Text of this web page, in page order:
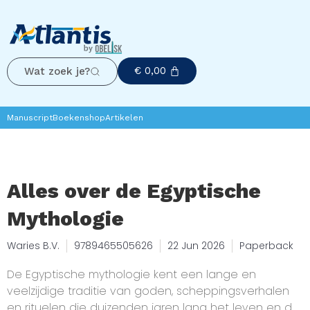
Wat zoek je? € 0,00
ManuscriptBoekenshopArtikelen
Alles over de Egyptische
Mythologie
Waries B.V. 9789465505626 22 Jun 2026 Paperback
De Egyptische mythologie kent een lange en
veelzijdige traditie van goden, scheppingsverhalen